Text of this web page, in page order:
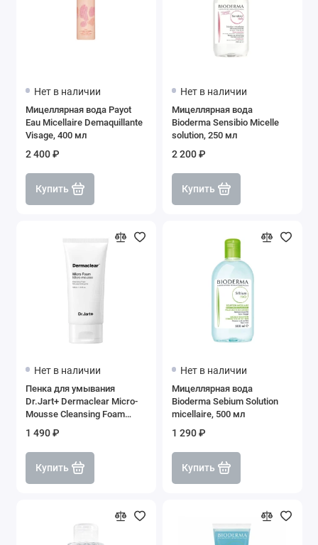
Нет в наличии
Мицеллярная вода Payot
Eau Micellaire Demaquillante
Visage, 400 мл
2 400 ₽
Купить
Нет в наличии
Мицеллярная вода
Bioderma Sensibio Micelle
solution, 250 мл
2 200 ₽
Купить
Нет в наличии
Пенка для умывания
Dr.Jart+ Dermaclear Micro-
Mousse Cleansing Foam
1 490 ₽
Купить
Нет в наличии
Мицеллярная вода
Bioderma Sebium Solution
micellaire, 500 мл
1 290 ₽
Купить